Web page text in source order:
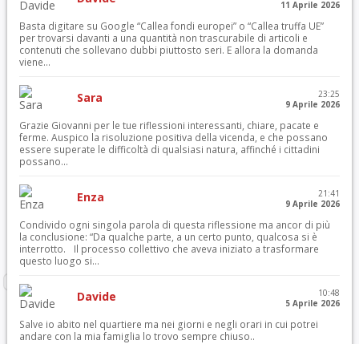
11 Aprile 2026
Basta digitare su Google “Callea fondi europei” o “Callea truffa UE”
per trovarsi davanti a una quantità non trascurabile di articoli e
contenuti che sollevano dubbi piuttosto seri. E allora la domanda
viene...
Sara
23:25
9 Aprile 2026
Grazie Giovanni per le tue riflessioni interessanti, chiare, pacate e
ferme. Auspico la risoluzione positiva della vicenda, e che possano
essere superate le difficoltà di qualsiasi natura, affinché i cittadini
possano...
Enza
21:41
9 Aprile 2026
Condivido ogni singola parola di questa riflessione ma ancor di più
la conclusione: “Da qualche parte, a un certo punto, qualcosa si è
interrotto. Il processo collettivo che aveva iniziato a trasformare
questo luogo si...
Davide
10:48
5 Aprile 2026
Salve io abito nel quartiere ma nei giorni e negli orari in cui potrei
andare con la mia famiglia lo trovo sempre chiuso..